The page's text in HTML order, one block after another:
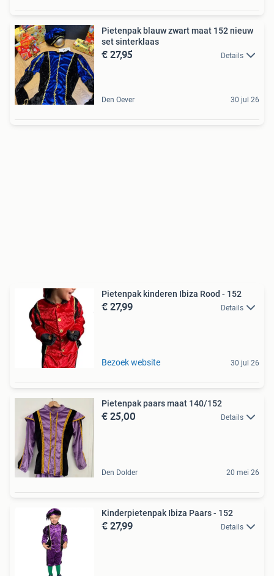
Pietenpak blauw zwart maat 152 nieuw
set sinterklaas
€ 27,95 Details
Den Oever 30 jul 26
Pietenpak kinderen Ibiza Rood - 152
€ 27,99 Details
Bezoek website 30 jul 26
Pietenpak paars maat 140/152
€ 25,00 Details
Den Dolder 20 mei 26
Kinderpietenpak Ibiza Paars - 152
€ 27,99 Details